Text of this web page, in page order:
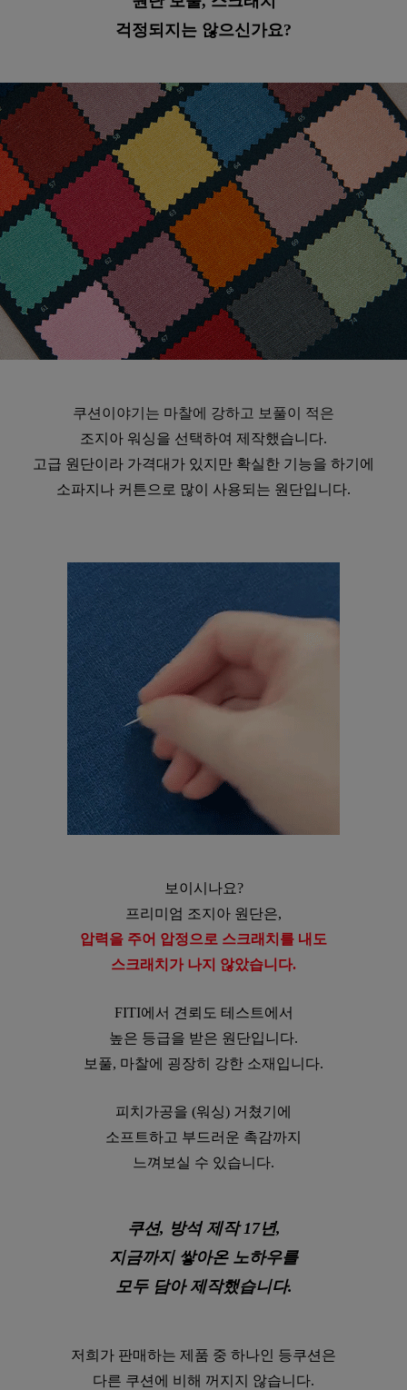
있어요
걱정되지는 않으신가요?
쿠션이야기는 마찰에 강하고 보풀이 적은
조지아 워싱을 선택하여 제작했습니다.
고급 원단이라 가격대가 있지만 확실한 기능을 하기에
소파지나 커튼으로 많이 사용되는 원단입니다.
보이시나요?
프리미엄 조지아 원단은,
압력을 주어 압정으로 스크래치를 내도
스크래치가 나지 않았습니다.
FITI에서 견뢰도 테스트에서
높은 등급을 받은 원단입니다.
보풀, 마찰에 굉장히 강한 소재입니다.
피치가공을 (워싱) 거쳤기에
소프트하고 부드러운 촉감까지
느껴보실 수 있습니다.
쿠션, 방석 제작 17년,
지금까지 쌓아온 노하우를
모두 담아 제작했습니다.
저희가 판매하는 제품 중 하나인 등쿠션은
다른 쿠션에 비해 꺼지지 않습니다.